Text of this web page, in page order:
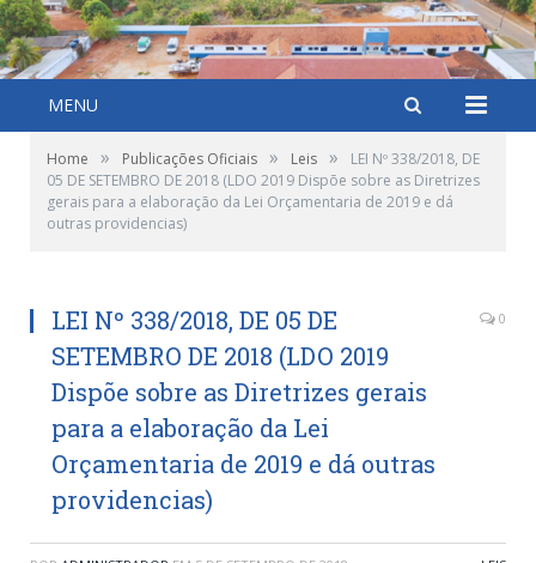
MENU
Home » Publicações Oficiais » Leis »
LEI Nº 338/2018, DE
05 DE SETEMBRO DE 2018 (LDO 2019 Dispõe sobre as Diretrizes
gerais para a elaboração da Lei Orçamentaria de 2019 e dá
outras providencias)
LEI Nº 338/2018, DE 05 DE
SETEMBRO DE 2018 (LDO 2019
Dispõe sobre as Diretrizes gerais
para a elaboração da Lei
Orçamentaria de 2019 e dá outras
providencias)
0